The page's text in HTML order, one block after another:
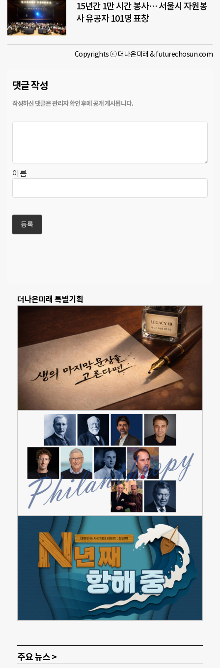
15년간 1만 시간 봉사… 서울시 자원봉
사 유공자 101명 표창
Copyrights ⓒ 더나은미래 & futurechosun.com
댓글 작성
이름
더나은미래 특별기획
주요 뉴스 >